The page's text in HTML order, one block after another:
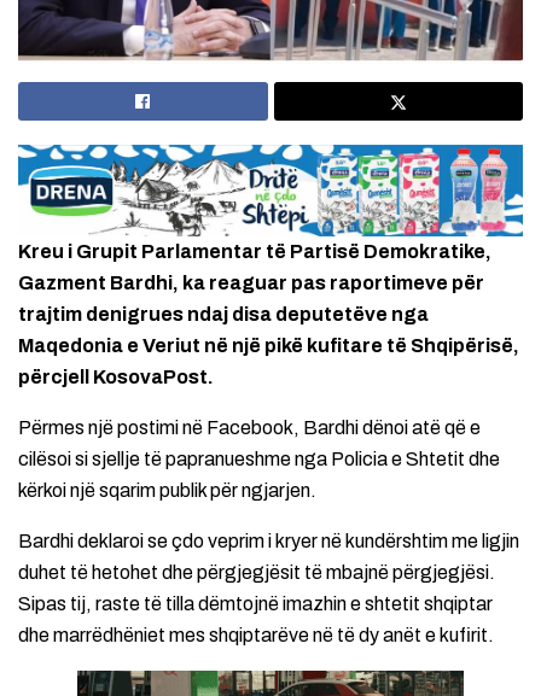
Kreu i Grupit Parlamentar të Partisë Demokratike,
Gazment Bardhi, ka reaguar pas raportimeve për
trajtim denigrues ndaj disa deputetëve nga
Maqedonia e Veriut në një pikë kufitare të Shqipërisë,
përcjell KosovaPost.
Përmes një postimi në Facebook, Bardhi dënoi atë që e
cilësoi si sjellje të papranueshme nga Policia e Shtetit dhe
kërkoi një sqarim publik për ngjarjen.
Bardhi deklaroi se çdo veprim i kryer në kundërshtim me ligjin
duhet të hetohet dhe përgjegjësit të mbajnë përgjegjësi.
Sipas tij, raste të tilla dëmtojnë imazhin e shtetit shqiptar
dhe marrëdhëniet mes shqiptarëve në të dy anët e kufirit.